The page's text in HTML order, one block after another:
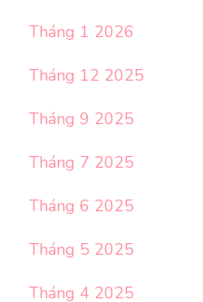
Tháng 1 2026
Tháng 12 2025
Tháng 9 2025
Tháng 7 2025
Tháng 6 2025
Tháng 5 2025
Tháng 4 2025